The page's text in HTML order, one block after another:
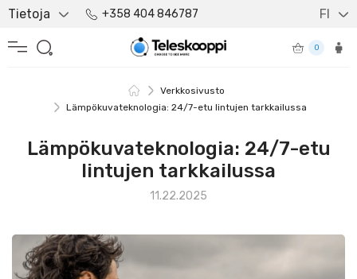
Tietoja +358 404 846787 FI
0
Verkkosivusto
Lämpökuvateknologia: 24/7-etu lintujen tarkkailussa
Lämpökuvateknologia: 24/7-etu
lintujen tarkkailussa
11.22.2025